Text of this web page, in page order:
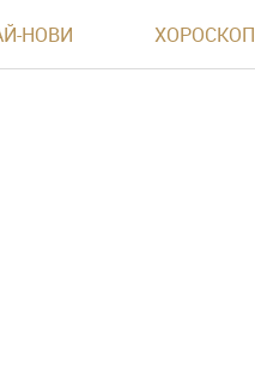
НОВИ ХОРОСКОП